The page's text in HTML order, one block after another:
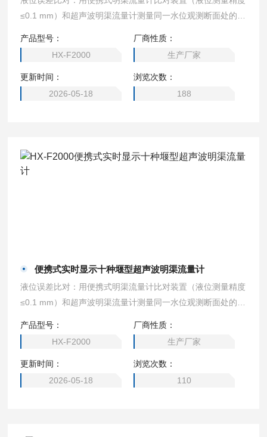
≤0.1 mm）和超声波明渠流量计测量同一水位观测断面处的液
次，计算每一组数据对的误差值Hi，选取最大的Hi作为流量计
的液位比对误差。便携式明渠流量监测仪可存储 20000次记
录
产品型号：
HX-F2000
厂商性质：
生产厂家
更新时间：
2026-05-18
浏览次数：
188
便携式实时显示十种堰型超声波明渠流量计
液位误差比对：用便携式明渠流量计比对装置（液位测量精度
≤0.1 mm）和超声波明渠流量计测量同一水位观测断面处的液
次，计算每一组数据对的误差值Hi，选取最大的Hi作为流量计
的液位比对误差。便携式实时显示十种堰型超声波明渠流量计
产品型号：
HX-F2000
厂商性质：
生产厂家
更新时间：
2026-05-18
浏览次数：
110